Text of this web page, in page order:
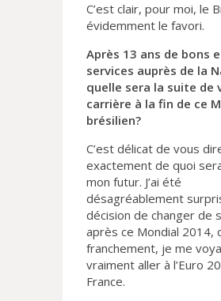
C’est clair, pour moi, le
évidemment le favori.
Après 13 ans de bons
services auprès de la
quelle sera la suite de
carrière à la fin de ce
brésilien?
C’est délicat de vous
exactement de quoi
mon futur. J’ai été
désagréablement
décision de changer de
après ce Mondial 2014,
franchement, je me
vraiment aller à l’Euro
France.